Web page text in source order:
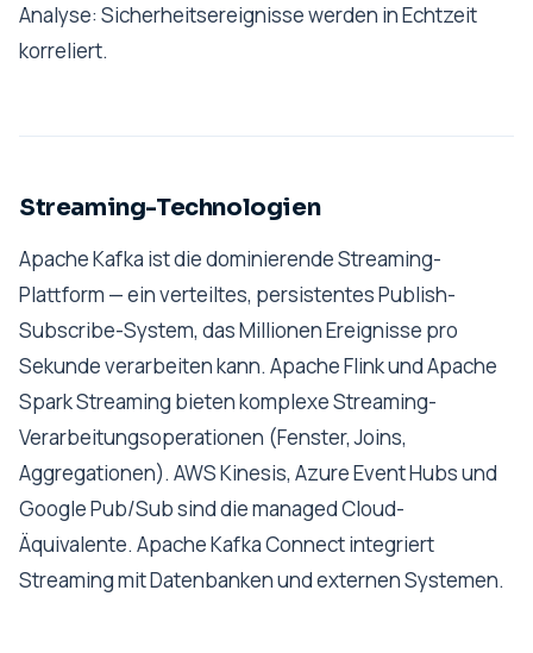
Analyse: Sicherheitsereignisse werden in Echtzeit
korreliert.
Streaming-Technologien
Apache Kafka ist die dominierende Streaming-
Plattform — ein verteiltes, persistentes Publish-
Subscribe-System, das Millionen Ereignisse pro
Sekunde verarbeiten kann. Apache Flink und Apache
Spark Streaming bieten komplexe Streaming-
Verarbeitungsoperationen (Fenster, Joins,
Aggregationen). AWS Kinesis, Azure Event Hubs und
Google Pub/Sub sind die managed Cloud-
Äquivalente. Apache Kafka Connect integriert
Streaming mit Datenbanken und externen Systemen.